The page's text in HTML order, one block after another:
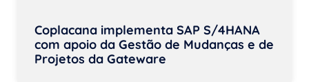
Coplacana implementa SAP S/4HANA
com apoio da Gestão de Mudanças e de
Projetos da Gateware